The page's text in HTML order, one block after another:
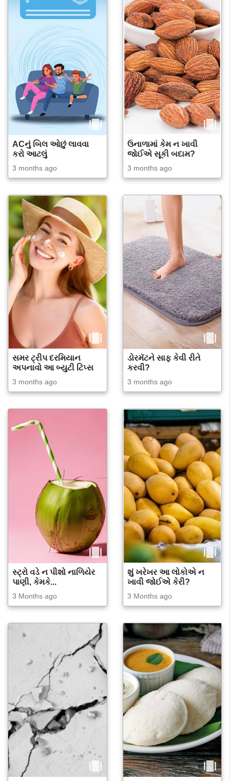
ACનું બિલ ઓછું લાવવા
કરો આટલું
3 months ago
ઉનાળામાં કેમ ન ખાવી
જોઈએ સૂકી બદામ?
3 months ago
સમર ટ્રીપ દરમિયાન
અપનાવો આ બ્યુટી ટિપ્સ
3 months ago
ડોરમૅટને સાફ કેવી રીતે
કરવી?
3 months ago
સ્ટ્રો વડે ન પીશો નાળિયેર
પાણી, કેમકે...
3 Months ago
શું ખરેખર આ લોકોએ ન
ખાવી જોઈએ કેરી?
3 Months ago